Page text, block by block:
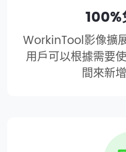
WorkinTool影像擴
用戶可以根據需要
間來新